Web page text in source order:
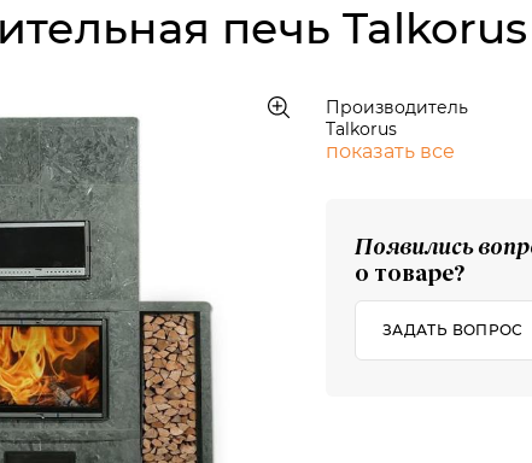
печь Talkorus
Производитель
Talkorus
показать все
Появились
о товаре?
ЗАДАТЬ ВОПРОС